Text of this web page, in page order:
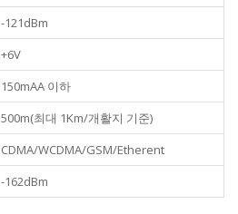
-121dBm
+6V
150mAA 이하
500m(최대 1Km/개활지 기준)
CDMA/WCDMA/GSM/Etherent
-162dBm